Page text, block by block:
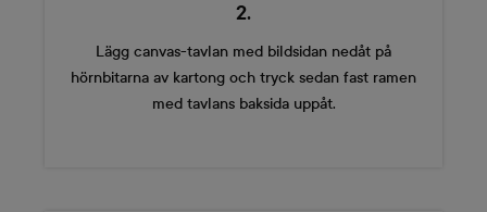
2.
Lägg canvas-tavlan med bildsidan nedåt på
hörnbitarna av kartong och tryck sedan fast ramen
med tavlans baksida uppåt.